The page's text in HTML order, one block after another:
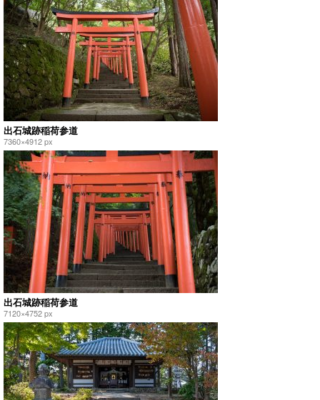
出石城跡稲荷参道
7360×4912 px
出石城跡稲荷参道
7120×4752 px